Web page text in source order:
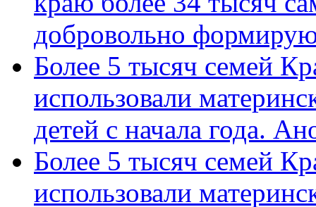
добровольно
Более 5 тысяч семей
использовали
детей с начала года.
Более 5 тысяч семей
использовали